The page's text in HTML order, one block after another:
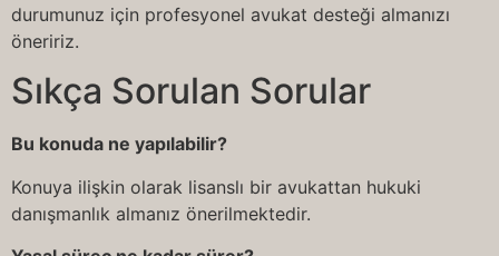
durumunuz için profesyonel avukat desteği almanızı
öneririz.
Sıkça Sorulan Sorular
Bu konuda ne yapılabilir?
Konuya ilişkin olarak lisanslı bir avukattan hukuki
danışmanlık almanız önerilmektedir.